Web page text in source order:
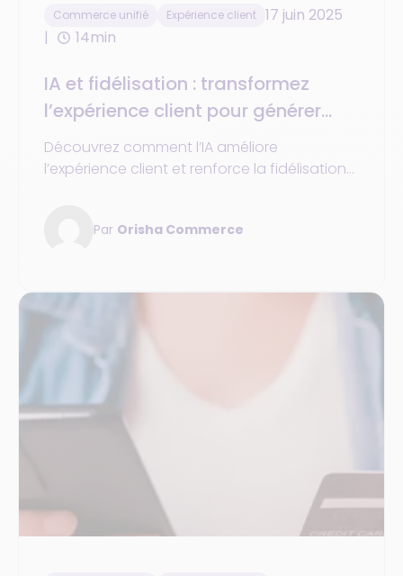
Commerce unifié Expérience client 17 juin 2025
14min
IA et fidélisation : transformez
l’expérience client pour générer
plus de valeur pour votre
entreprise
Découvrez comment l’IA améliore
l’expérience client et renforce la fidélisation
Par Orisha Commerce